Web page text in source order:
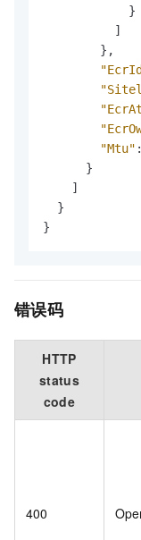
}
]
} ,
"Mtu" :
}
]
}
}
错误码
HTTP
status
code
400